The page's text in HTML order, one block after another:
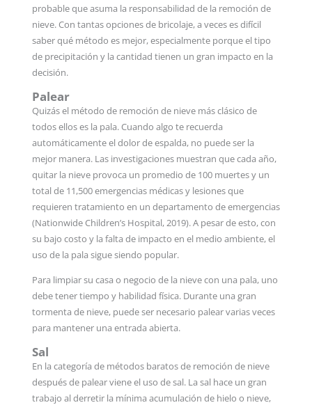
probable que asuma la responsabilidad de la remoción de
nieve. Con tantas opciones de bricolaje, a veces es difícil
saber qué método es mejor, especialmente porque el tipo
de precipitación y la cantidad tienen un gran impacto en la
decisión.
Palear
Quizás el método de remoción de nieve más clásico de
todos ellos es la pala. Cuando algo te recuerda
automáticamente el dolor de espalda, no puede ser la
mejor manera. Las investigaciones muestran que cada año,
quitar la nieve provoca un promedio de 100 muertes y un
total de 11,500 emergencias médicas y lesiones que
requieren tratamiento en un departamento de emergencias
(Nationwide Children’s Hospital, 2019). A pesar de esto, con
su bajo costo y la falta de impacto en el medio ambiente, el
uso de la pala sigue siendo popular.
Para limpiar su casa o negocio de la nieve con una pala, uno
debe tener tiempo y habilidad física. Durante una gran
tormenta de nieve, puede ser necesario palear varias veces
para mantener una entrada abierta.
Sal
En la categoría de métodos baratos de remoción de nieve
después de palear viene el uso de sal. La sal hace un gran
trabajo al derretir la mínima acumulación de hielo o nieve,